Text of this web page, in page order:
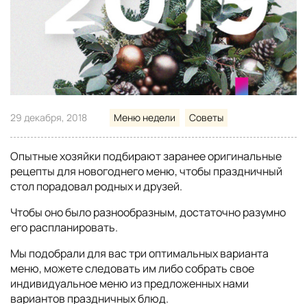
29 декабря, 2018 Меню недели Советы
Опытные хозяйки подбирают заранее оригинальные
рецепты для новогоднего меню, чтобы праздничный
стол порадовал родных и друзей.
Чтобы оно было разнообразным, достаточно разумно
его распланировать.
Мы подобрали для вас три оптимальных варианта
меню, можете следовать им либо собрать свое
индивидуальное меню из предложенных нами
вариантов праздничных блюд.